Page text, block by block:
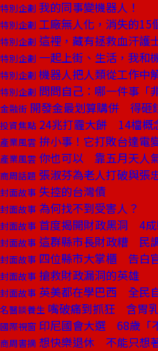
特別企劃 我的同事變機器人！
特別企劃 工廠無人化，消失的15
特別企劃 這裡，藏有拯救血汗護
特別企劃 一起上街、生活，我和
特別企劃 機器人把人類從工作中
特別企劃 問問自己：哪一件事「
金融街 開發金最划算購併 得砸
投資焦點 24兆打霾大餅 14檔概
產業風雲 拚小事！它打敗台達電
產業風雲 你也可以 靠五月天人
商周話題 張淑芬為老人打破與張
封面故事 失控的台灣債
封面故事 為何找不到受害人？
封面故事 首度揭開財政黑洞 4成
封面故事 這群縣市長財政糟 民
封面故事 四位縣市大掌櫃 告白
封面故事 搶救財政漏洞的英雄
封面故事 英美都在學巴西 全民
名醫談養生 嘴破痛到抓狂 含胃
國際視窗 印尼國會大選 68歲「
商周書摘 想快樂退休 不能只想